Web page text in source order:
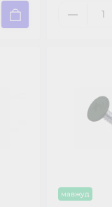
мавжуд